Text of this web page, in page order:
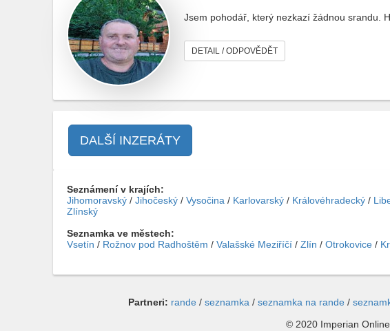
Jsem pohodář, který nezkazí žádnou srandu.
DETAIL / ODPOVĚDĚT
DALŠÍ INZERÁTY
Seznámení v krajích:
Jihomoravský / Jihočeský / Vysočina / Karlovarský / Královéhradecký /
Zlínský
Seznamka ve městech:
Vsetín / Rožnov pod Radhoštěm / Valašské Meziříčí / Zlín / Otrokovice /
Partneri: rande / seznamka / seznamka na rande /
© 2020 Imperian